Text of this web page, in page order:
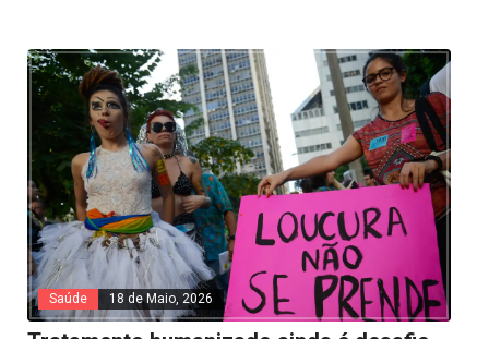
Saúde 18 de Maio, 2026